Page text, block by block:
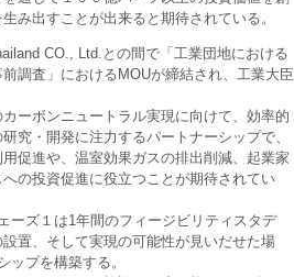
み出すことが出来ると期待されている。
CO., Ltd.との間で「工業団地における
調査」におけるMOUが締結され、工業大臣
ーボンニュートラル実現に向けて、効率的
究・開発に注力するパートナーシップで、
促進や、温室効果ガスの排出削減、起業家
の投資促進に役立つことが期待されてい
ーズ１は1年間のフィージビリティスタデ
置、そして実現の可能性が見いだせた場
ップを構築する。